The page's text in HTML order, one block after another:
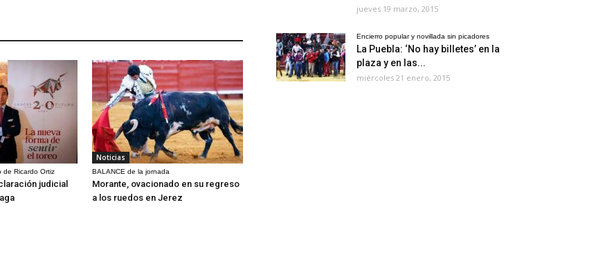
de Ricardo Ortiz
judicial
Noticias
BALANCE de la jornada
Morante, ovacionado en su regreso
a los ruedos en Jerez
jueves 19 marzo, 2015
Encierro popular y novillada sin picadores
La Puebla: ‘No hay billetes’ en la
plaza y en las...
miércoles 21 enero, 2015